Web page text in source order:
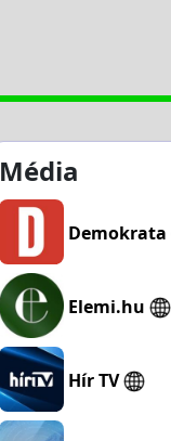
Média
Demokrata
Elemi.hu
Hír TV